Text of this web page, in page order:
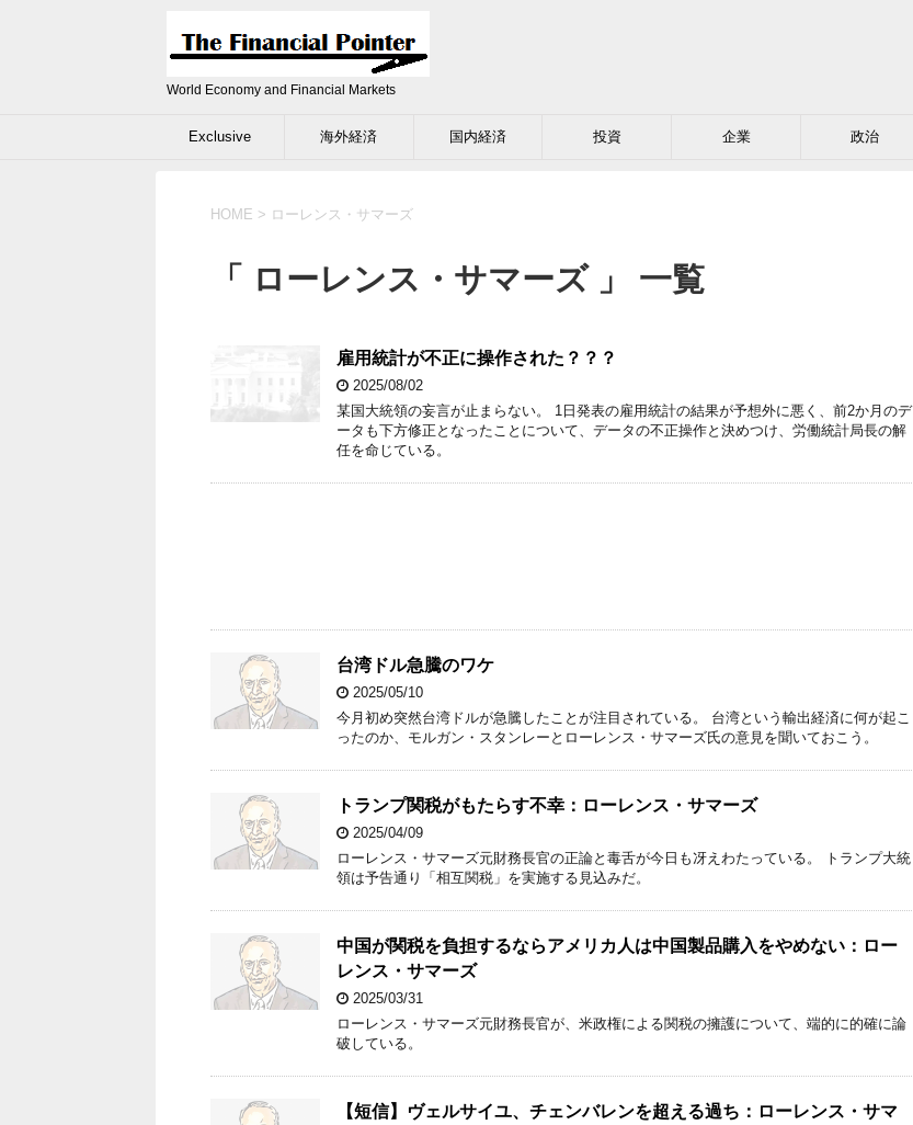
World Economy and Financial Markets
Exclusive 海外経済 国内経済 投資 企業 政治
HOME > ローレンス・サマーズ
「 ローレンス・サマーズ 」 一覧
雇用統計が不正に操作された？？？
2025/08/02
某国大統領の妄言が止まらない。 1日発表の雇用統計の結果が予想外に悪く、前2か月のデ
ータも下方修正となったことについて、データの不正操作と決めつけ、労働統計局長の解
任を命じている。
台湾ドル急騰のワケ
2025/05/10
今月初め突然台湾ドルが急騰したことが注目されている。 台湾という輸出経済に何が起こ
ったのか、モルガン・スタンレーとローレンス・サマーズ氏の意見を聞いておこう。
トランプ関税がもたらす不幸：ローレンス・サマーズ
2025/04/09
ローレンス・サマーズ元財務長官の正論と毒舌が今日も冴えわたっている。 トランプ大統
領は予告通り「相互関税」を実施する見込みだ。
中国が関税を負担するならアメリカ人は中国製品購入をやめない：ロー
レンス・サマーズ
2025/03/31
ローレンス・サマーズ元財務長官が、米政権による関税の擁護について、端的に的確に論
破している。
【短信】ヴェルサイユ、チェンバレンを超える過ち：ローレンス・サマ